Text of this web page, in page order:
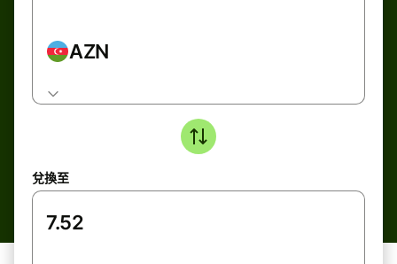
AZN
兌換至